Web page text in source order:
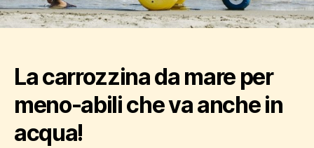
La carrozzina da mare per
meno-abili che va anche in
acqua!